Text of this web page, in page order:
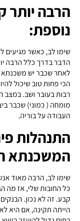
הרבה
נוספת:
שימו לב, כאשר מגיעים
הדבר בדרך כלל הרבה
לאחר שכבר יש משכנתא
הכי פחות טוב שיכול
רבות בעובר ושב. במצב
מומחה ( כמוני) שכבר
העבודה על בוריה.
התנהלות
המשכנתא
שימו לב, הרבה מאוד
כל החובות שלי, אז מה
קבע. זה לא נכון.
הייתה תקינה, אם היא